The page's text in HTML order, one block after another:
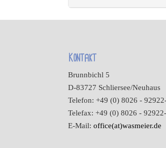
Kontakt
Brunnbichl 5
D-83727 Schliersee/Neuhaus
Telefon: +49 (0) 8026 -
Telefax: +49 (0) 8026 -
E-Mail:office(at)wasmeier.de